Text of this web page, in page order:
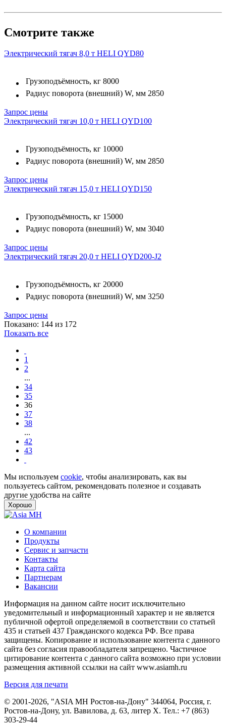
Смотрите также
Электрический тягач 8,0 т HELI QYD80
Грузоподъёмность, кг 8000
Радиус поворота (внешний) W, мм 2850
Запрос цены
Электрический тягач 10,0 т HELI QYD100
Грузоподъёмность, кг 10000
Радиус поворота (внешний) W, мм 2850
Запрос цены
Электрический тягач 15,0 т HELI QYD150
Грузоподъёмность, кг 15000
Радиус поворота (внешний) W, мм 3040
Запрос цены
Электрический тягач 20,0 т HELI QYD200-J2
Грузоподъёмность, кг 20000
Радиус поворота (внешний) W, мм 3250
Запрос цены
Показано: 144 из 172
Показать все
1
2
...
34
35
36
37
38
...
42
43
Мы используем cookie, чтобы анализировать, как вы
пользуетесь сайтом, рекомендовать полезное и создавать
другие удобства на сайте
Хорошо
О компании
Продукты
Сервис и запчасти
Контакты
Карта сайта
Партнерам
Вакансии
Информация на данном сайте носит исключительно
уведомительный и информационный характер и не является
публичной офертой определяемой в соответствии со статьей
435 и статьей 437 Гражданского кодекса РФ. Все права
защищены. Копирование и использование контента с данного
сайта без согласия правообладателя запрещено. Частичное
цитирование контента с данного сайта возможно при условии
размещения активной ссылки на сайт www.asiamh.ru
Версия для печати
© 2001-2026, "ASIA MH Ростов-на-Дону" 344064, Россия, г.
Ростов-на-Дону, ул. Вавилова, д. 63, литер Х. Тел.: +7 (863)
303-29-44